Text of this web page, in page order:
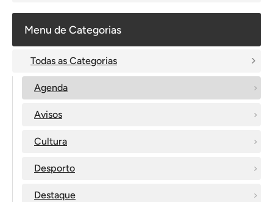
Menu de Categorias
Todas as Categorias
Agenda
Avisos
Cultura
Desporto
Destaque